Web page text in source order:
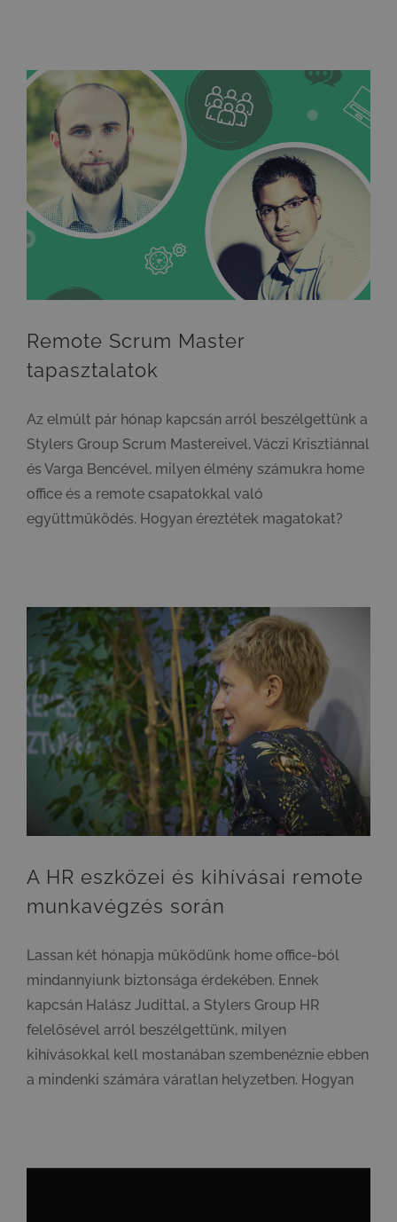
Remote Scrum Master
tapasztalatok
Az elmúlt pár hónap kapcsán arról beszélgettünk a
Stylers Group Scrum Mastereivel, Váczi Krisztiánnal
és Varga Bencével, milyen élmény számukra home
office és a remote csapatokkal való
együttműködés. Hogyan éreztétek magatokat?
A HR eszközei és kihívásai remote
munkavégzés során
Lassan két hónapja működünk home office-ból
mindannyiunk biztonsága érdekében. Ennek
kapcsán Halász Judittal, a Stylers Group HR
felelősével arról beszélgettünk, milyen
kihívásokkal kell mostanában szembenéznie ebben
a mindenki számára váratlan helyzetben. Hogyan